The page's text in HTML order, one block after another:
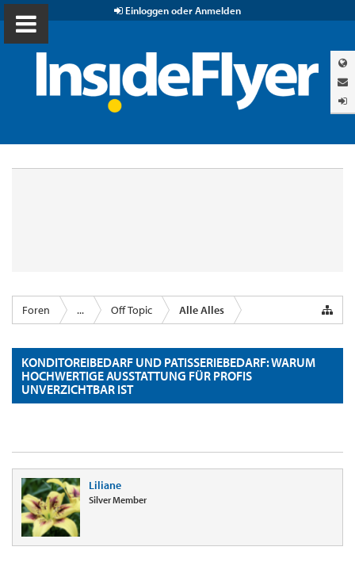
Einloggen oder Anmelden
Foren ... Off Topic Alle Alles
KONDITOREIBEDARF UND PATISSERIEBEDARF: WARUM
HOCHWERTIGE AUSSTATTUNG FÜR PROFIS
UNVERZICHTBAR IST
Liliane
Silver Member